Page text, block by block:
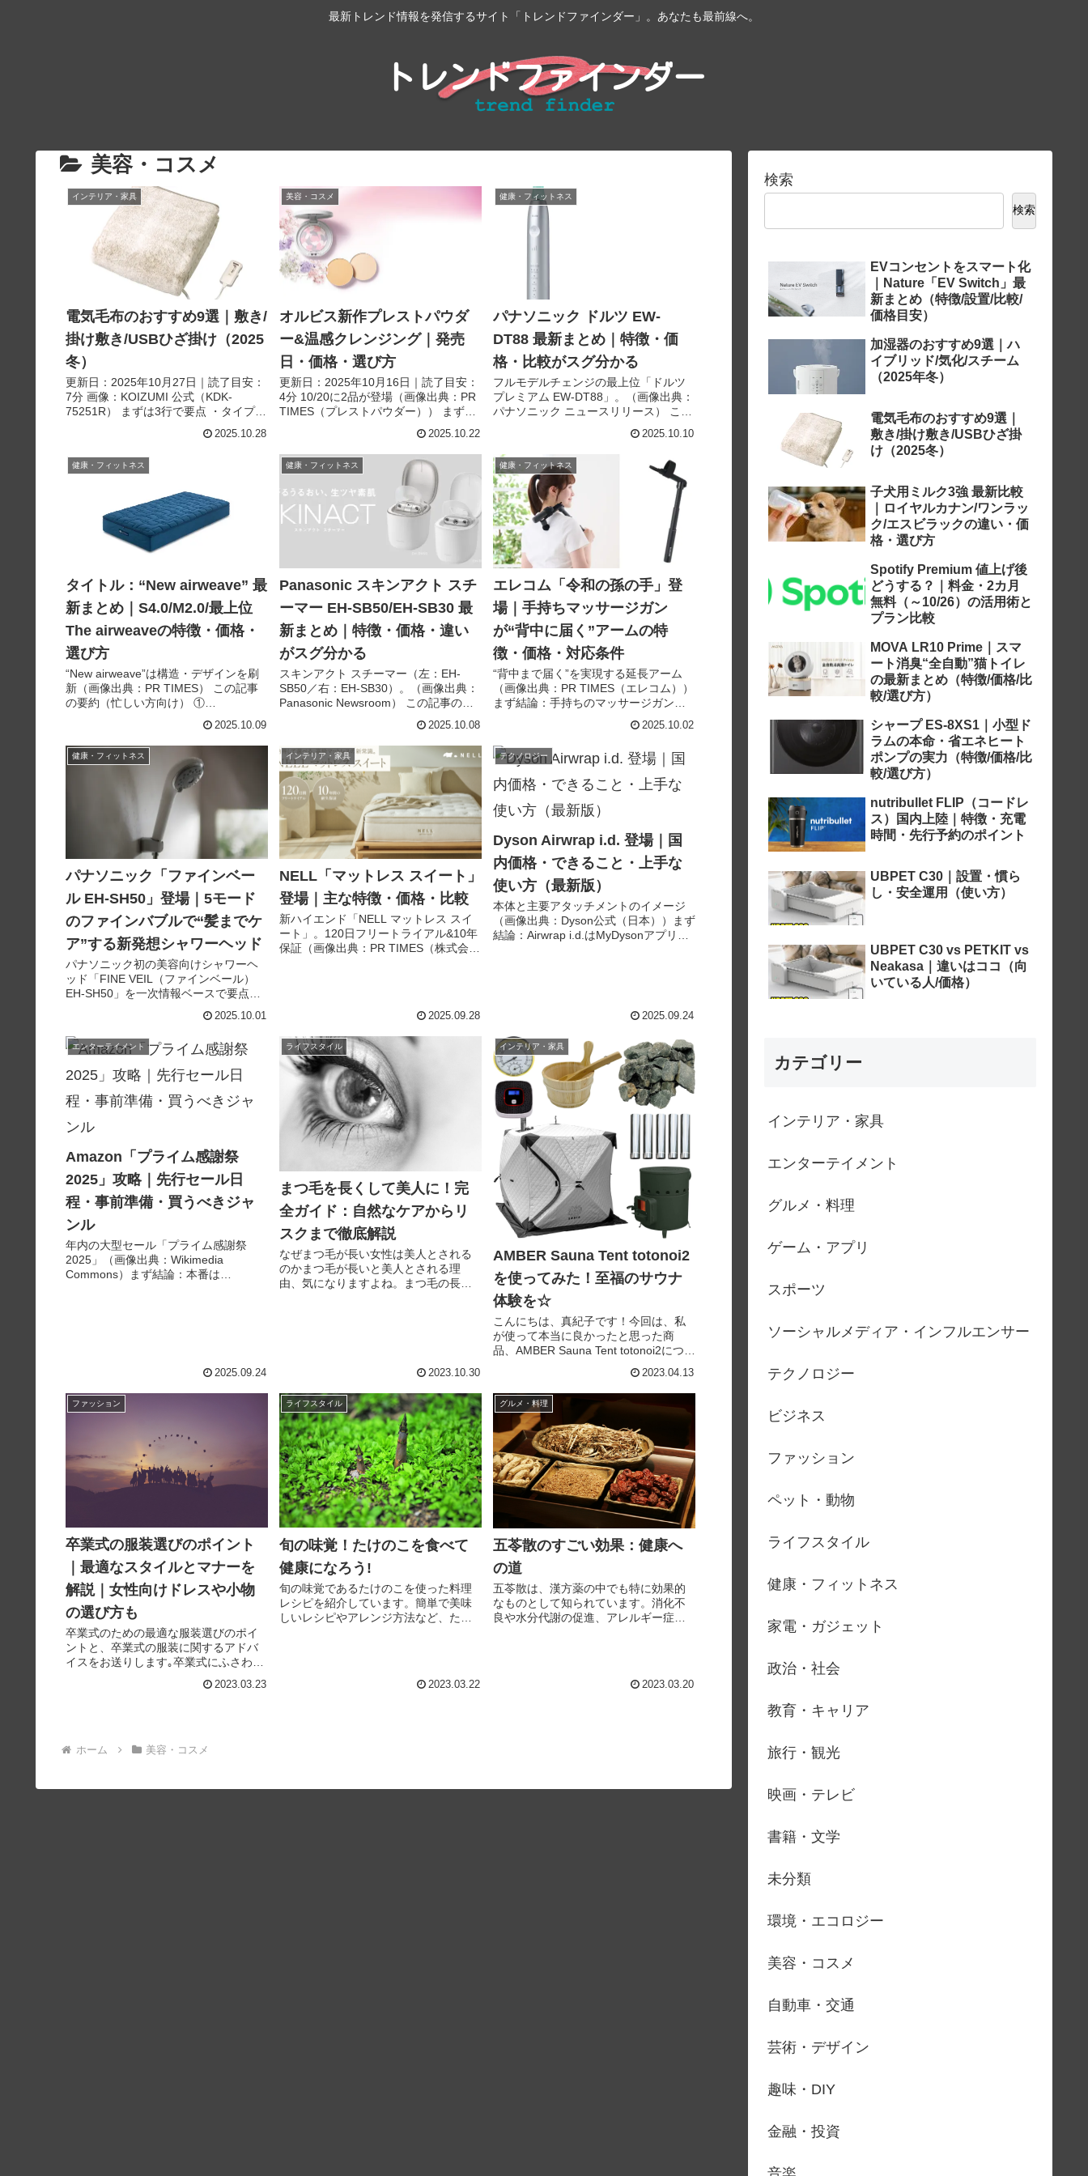
最新トレンド情報を発信するサイト「トレンドファインダー」。あなたも最前線へ。
美容・コスメ
インテリア・家具
電気毛布のおすすめ9選｜敷き/
掛け敷き/USBひざ掛け（2025
冬）
更新日：2025年10月27日｜読了目安：
7分 画像：KOIZUMI 公式（KDK-
75251R） まずは3行で要点 ・タイプは
敷き/掛け敷き/USBひざ掛けで使い分
け。丸洗い・ダニ対策・室温センサー
の有無も確認。 ・電気代は40〜60W
級...
2025.10.28
美容・コスメ
オルビス新作プレストパウダ
ー&温感クレンジング｜発売
日・価格・選び方
更新日：2025年10月16日｜読了目安：
4分 10/20に2品が登場（画像出典：PR
TIMES（プレストパウダー）） まずは
3行で要点 ・プレストパウダーは毛穴補
正を強化し2色＋限定1色展開 ・温潤ク
レンジングジェルは温感×保湿で数量
限...
2025.10.22
健康・フィットネス
パナソニック ドルツ EW-
DT88 最新まとめ｜特徴・価
格・比較がスグ分かる
フルモデルチェンジの最上位「ドルツ
プレミアム EW-DT88」。（画像出典：
パナソニック ニュースリリース） この
記事の要約（忙しい方向け） ① ハイエ
ンド志向・歯間ケアを重視する人向け
② 「歯間フィットブラシ×W音波振動」
と「ブラッシン...
2025.10.10
健康・フィットネス
タイトル：“New airweave” 最
新まとめ｜S4.0/M2.0/最上位
The airweaveの特徴・価格・
選び方
“New airweave”は構造・デザインを刷
新（画像出典：PR TIMES） この記事
の要約（忙しい方向け） ①
公式で入手可能。 ② S4.0＝カスタマイ
ズ性、M2.0＝2層のやさしさ、最上位
T...
2025.10.09
健康・フィットネス
Panasonic スキンアクト スチ
ーマー EH-SB50/EH-SB30 最
新まとめ｜特徴・価格・違い
がスグ分かる
スキンアクト スチーマー（左：EH-
SB50／右：EH-SB30）。（画像出典：
Panasonic Newsroom） この記事の要
EH-SB50、時短温スチーム特化はEH-
SB30。 ② アプリ連携で肌...
2025.10.08
健康・フィットネス
エレコム「令和の孫の手」登
場｜手持ちマッサージガン
が“背中に届く”アームの特
徴・価格・対応条件
“背中まで届く”を実現する延長アーム
（画像出典：PR TIMES（エレコム））
まず結論：手持ちのマッサージガンに
理なくセルフケアできる汎用アーム。
国内は9月上旬発売、店頭実勢は約
2,980円です（公式標準価...
2025.10.02
健康・フィットネス
パナソニック「ファインベー
ル EH-SH50」登場｜5モード
のファインバブルで“髪までケ
ア”する新発想シャワーヘッド
パナソニック初の美容向けシャワーヘ
ッド「FINE VEIL（ファインベール）
EH-SH50」を一次情報ベースで要点整
理。5つの水流モード、FBIAクラス
4d、国内発売時期・想定価格帯、取付
可否や注意点、ReFa/ミラブルとの違い
を1ページで。
2025.10.01
インテリア・家具
NELL「マットレス スイート」
登場｜主な特徴・価格・比較
新ハイエンド「NELL マットレス スイ
ート」。120日フリートライアル&10年
保証（画像出典：PR TIMES（株式会社
2025.09.28
テクノロジー
Dyson Airwrap i.d. 登場｜国
内価格・できること・上手な
使い方（最新版）
本体と主要アタッチメントのイメージ
（画像出典：Dyson公式（日本））まず
結論：Airwrap i.d.はMyDysonアプリ連
2025.09.24
エンターテイメント
Amazon「プライム感謝祭
2025」攻略｜先行セール日
程・事前準備・買うべきジャ
ンル
年内の大型セール「プライム感謝祭
2025」（画像出典：Wikimedia
Commons）まず結論：本番は
2025.09.24
ライフスタイル
まつ毛を長くして美人に！完
全ガイド：自然なケアからリ
スクまで徹底解説
なぜまつ毛が長い女性は美人とされる
のかまつ毛が長いと美人とされる理
由、気になりますよね。まつ毛の長さ
2023.10.30
インテリア・家具
AMBER Sauna Tent totonoi2
を使ってみた！至福のサウナ
体験を☆
こんにちは、真紀子です！今回は、私
が使って本当に良かったと思った商
品、AMBER Sauna Tent totonoi2につい
て、詳しくご紹介したいと思います。
それでは、さっそく始めていきましょ
う！はじめに最近、自宅で簡単にサウ
ナが楽しめる...
2023.04.13
ファッション
卒業式の服装選びのポイント
｜最適なスタイルとマナーを
解説｜女性向けドレスや小物
の選び方も
卒業式のための最適な服装選びのポイ
ントと、卒業式の服装に関するアドバ
イスをお送りします｡卒業式にふさわし
い服装の選び方や、季節や式場に合わ
せた服装のアレンジ方法、おすすめの
2023.03.23
ライフスタイル
旬の味覚！たけのこを食べて
健康になろう!
旬の味覚であるたけのこを使った料理
レシピを紹介しています。簡単で美味
しいレシピやアレンジ方法など、たけ
2023.03.22
グルメ・料理
五苓散のすごい効果：健康へ
の道
五苓散は、漢方薬の中でも特に効果的
なものとして知られています。消化不
良や水分代謝の促進、アレルギー症状
2023.03.20
ホーム 美容・コスメ
検索
検索
EVコンセントをスマート化
｜Nature「EV Switch」最
新まとめ（特徴/設置/比較/
価格目安）
加湿器のおすすめ9選｜ハ
イブリッド/気化/スチーム
（2025年冬）
電気毛布のおすすめ9選｜
敷き/掛け敷き/USBひざ掛
け（2025冬）
子犬用ミルク3強 最新比較
｜ロイヤルカナン/ワンラッ
ク/エスビラックの違い・価
格・選び方
Spotify Premium 値上げ後
どうする？｜料金・2カ月
無料（～10/26）の活用術と
プラン比較
MOVA LR10 Prime｜スマ
ート消臭“全自動”猫トイレ
の最新まとめ（特徴/価格/比
較/選び方）
シャープ ES-8XS1｜小型ド
ラムの本命・省エネヒート
ポンプの実力（特徴/価格/比
較/選び方）
nutribullet FLIP（コードレ
ス）国内上陸｜特徴・充電
時間・先行予約のポイント
UBPET C30｜設置・慣ら
し・安全運用（使い方）
UBPET C30 vs PETKIT vs
Neakasa｜違いはココ（向
いている人/価格）
カテゴリー
インテリア・家具
エンターテイメント
グルメ・料理
ゲーム・アプリ
スポーツ
ソーシャルメディア・インフルエンサー
テクノロジー
ビジネス
ファッション
ペット・動物
ライフスタイル
健康・フィットネス
家電・ガジェット
政治・社会
教育・キャリア
旅行・観光
映画・テレビ
書籍・文学
未分類
環境・エコロジー
美容・コスメ
自動車・交通
芸術・デザイン
趣味・DIY
金融・投資